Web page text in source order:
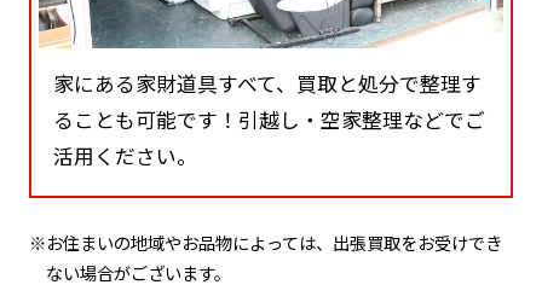
家にある家財道具すべて、買取と処分で整理す
ることも可能です！引越し・空家整理などでご
活用ください。
※お住まいの地域やお品物によっては、出張買取をお受けでき
ない場合がございます。